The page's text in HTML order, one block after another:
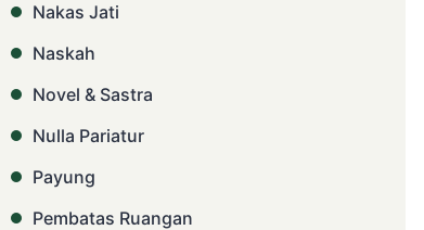
Nakas Jati
Naskah
Novel & Sastra
Nulla Pariatur
Payung
Pembatas Ruangan